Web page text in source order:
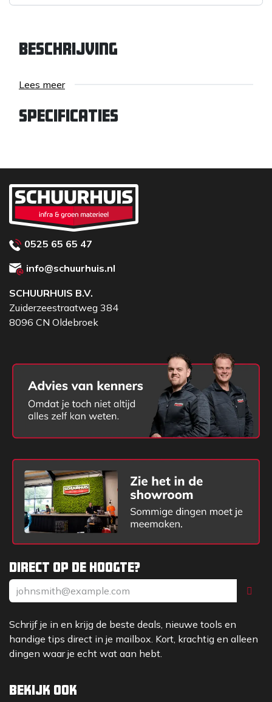
Beschrijving
Lees meer
Specificaties
Direct op de hoogte?
Schrijf je in en krijg de beste deals, nieuwe tools en
handige tips direct in je mailbox. Kort, krachtig en alleen
dingen waar je echt wat aan hebt.
Bekijk ook
0525 65 65 47
info@schuurhuis.nl
SCHUURHUIS B.V.
Zuiderzeestraatweg 384
8096 CN Oldebroek